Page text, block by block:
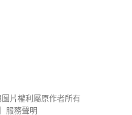
片權利屬原作者所有
服務聲明